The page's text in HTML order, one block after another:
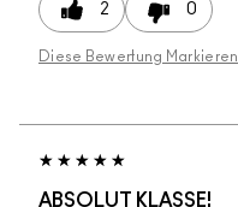
2 0
Diese Bewertung Markieren
ABSOLUT KLASSE!